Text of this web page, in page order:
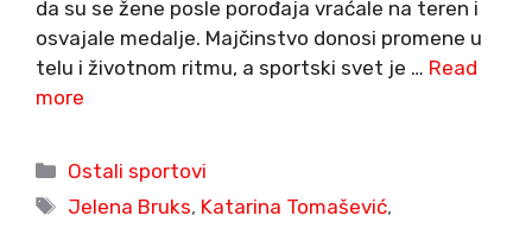
da su se žene posle porođaja vraćale na teren i
osvajale medalje. Majčinstvo donosi promene u
telu i životnom ritmu, a sportski svet je … Read
more
Categories
Ostali sportovi
Tags
Jelena Bruks, Katarina Tomašević,